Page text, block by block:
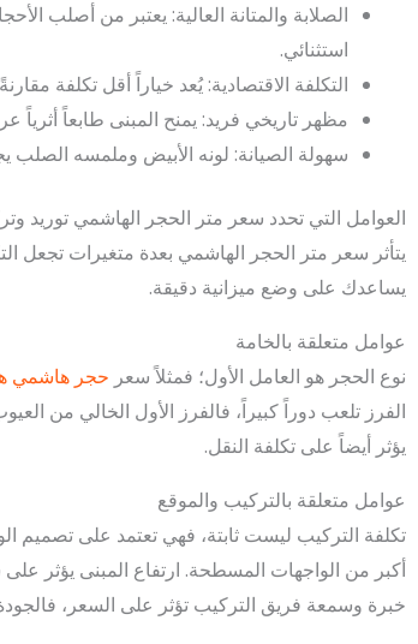
الصلابة والمتانة العالية: يعتبر من أصلب
استثنائي.
التكلفة الاقتصادية: يُعد خياراً أقل تكلفة
مظهر تاريخي فريد: يمنح المبنى طابعاً أثرياً
سهولة الصيانة: لونه الأبيض وملمسه الصلب
العوامل التي تحدد سعر متر الحجر الهاشمي توريد
يتأثر سعر متر الحجر الهاشمي بعدة متغيرات تجعل
يساعدك على وضع ميزانية دقيقة.
عوامل متعلقة بالخامة
نوع الحجر هو العامل الأول؛ فمثلاً سعر حجر هاشمي
الفرز تلعب دوراً كبيراً، فالفرز الأول الخالي من
يؤثر أيضاً على تكلفة النقل.
عوامل متعلقة بالتركيب والموقع
تكلفة التركيب ليست ثابتة، فهي تعتمد على تصميم
أكبر من الواجهات المسطحة. ارتفاع المبنى يؤثر
خبرة وسمعة فريق التركيب تؤثر على السعر،